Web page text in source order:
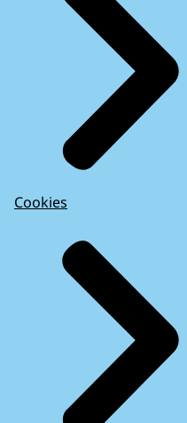
Cookies